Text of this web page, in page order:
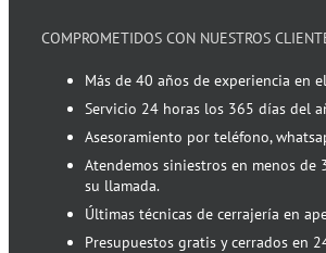
COMPROMETIDOS CON NUESTROS
Más de 40 años de experiencia en
Servicio 24 horas los 365 días del
Asesoramiento por teléfono,
Atendemos siniestros en menos de
su llamada.
Últimas técnicas de cerrajería en
Presupuestos gratis y cerrados en